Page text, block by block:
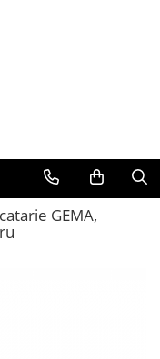
GEMA,